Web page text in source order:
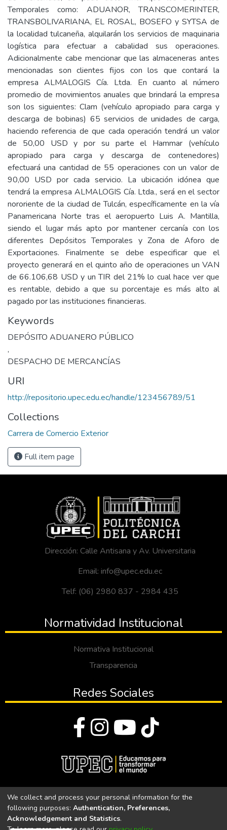
Temporales como: ADUANOR, TRANSCOMERINTER,
TRANSBOLIVARIANA, EL ROSAL, BOSEFO y SYTSA de
la localidad tulcaneña, alquilarán los servicios de maquinaria
logística para efectuar a cabalidad sus operaciones.
Adicionalmente cabe mencionar que las almaceneras antes
mencionadas son clientes fijos con los que contará la
empresa ALMALOGIS Cía. Ltda. En cuanto al número
promedio de movimientos anuales que brindará la empresa
son los siguientes: Clam (vehículo apropiado para carga y
descarga de bobinas) 65 servicios de unidades de carga,
haciendo referencia de que cada operación tendrá un valor
de 50,00 USD y por su parte el Hammar (vehículo
apropiado para carga y descarga de contenedores)
efectuará una cantidad de 55 operaciones con un valor de
90,00 USD por cada servicio. La ubicación idónea que
tendrá la empresa ALMALOGIS Cía. Ltda., será en el sector
nororiente de la ciudad de Tulcán, específicamente en la vía
Panamericana Norte tras el aeropuerto Luis A. Mantilla,
siendo el lugar más apto por mantener cercanía con los
diferentes Depósitos Temporales y Zona de Aforo de
Exportaciones. Finalmente se debe especificar que el
proyecto generará en el quinto año de operaciones un VAN
de 66.106,68 USD y un TIR del 21% lo cual hace ver que
es rentable, debido a que su porcentaje es más alto al
pagado por las instituciones financieras.
Keywords
DEPÓSITO ADUANERO PÚBLICO
,
DESPACHO DE MERCANCÍAS
URI
http://repositorio.upec.edu.ec/handle/123456789/51
Collections
Carrera de Comercio Exterior
Full item page
Dirección: Calle Antisana y Av. Universitaria
Email: info@upec.edu.ec
Telf: (06) 2980 837 - 2984 435
Normatividad Institucional
Normativa Institucional
Transparencia
Redes Sociales
Universidad Politécnica Estatal del Carchi
We collect and process your personal information for the
following purposes: Authentication, Preferences,
Acknowledgement and Statistics.